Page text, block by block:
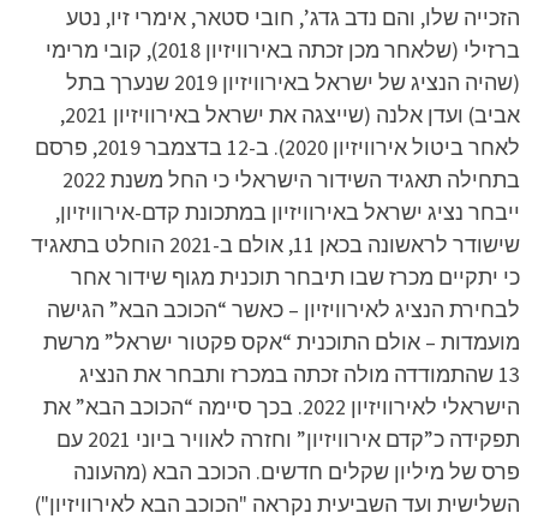
הזכייה שלו, והם נדב גדג’, חובי סטאר, אימרי זיו, נטע
ברזילי (שלאחר מכן זכתה באירוויזיון 2018), קובי מרימי
(שהיה הנציג של ישראל באירוויזיון 2019 שנערך בתל
אביב) ועדן אלנה (שייצגה את ישראל באירוויזיון 2021,
לאחר ביטול אירוויזיון 2020). ב-12 בדצמבר 2019, פרסם
בתחילה תאגיד השידור הישראלי כי החל משנת 2022
ייבחר נציג ישראל באירוויזיון במתכונת קדם-אירוויזיון,
שישודר לראשונה בכאן 11, אולם ב-2021 הוחלט בתאגיד
כי יתקיים מכרז שבו תיבחר תוכנית מגוף שידור אחר
לבחירת הנציג לאירוויזיון – כאשר “הכוכב הבא” הגישה
מועמדות – אולם התוכנית “אקס פקטור ישראל” מרשת
13 שהתמודדה מולה זכתה במכרז ותבחר את הנציג
הישראלי לאירוויזיון 2022. בכך סיימה “הכוכב הבא” את
תפקידה כ”קדם אירוויזיון” וחזרה לאוויר ביוני 2021 עם
פרס של מיליון שקלים חדשים. הכוכב הבא (מהעונה
השלישית ועד השביעית נקראה "הכוכב הבא לאירוויזיון")